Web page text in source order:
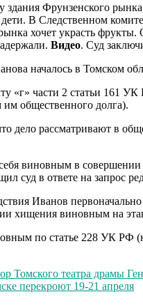
Фрунзенского
дети. В Следственном
хочет украсть
Видео. Суд
началось в Томском
«г» части 2 статьи 161
им общественного долга).
дело рассматривают в
виновным в
суд в ответе на запрос
Иванов
хищения виновным на
по статье 228 УК РФ
Томского театра драмы
перекроют 19-21 апреля